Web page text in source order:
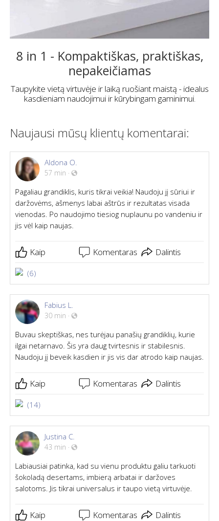
8 in 1 - Kompaktiškas, praktiškas,
nepakeičiamas
Taupykite vietą virtuvėje ir laiką ruošiant maistą - idealus
kasdieniam naudojimui ir kūrybingam gaminimui.
Naujausi mūsų klientų komentarai:
Aldona O.
57 min ·
Pagaliau grandiklis, kuris tikrai veikia! Naudoju jį sūriui ir
daržovėms, ašmenys labai aštrūs ir rezultatas visada
vienodas. Po naudojimo tiesiog nuplaunu po vandeniu ir
jis vėl kaip naujas.
Kaip Komentaras Dalintis
(6)
Fabius L.
30 min ·
Buvau skeptiškas, nes turėjau panašių grandiklių, kurie
ilgai netarnavo. Šis yra daug tvirtesnis ir stabilesnis.
Naudoju jį beveik kasdien ir jis vis dar atrodo kaip naujas.
Kaip Komentaras Dalintis
(14)
Justina C.
43 min ·
Labiausiai patinka, kad su vienu produktu galiu tarkuoti
šokoladą desertams, imbierą arbatai ir daržoves
salotoms. Jis tikrai universalus ir taupo vietą virtuvėje.
Kaip Komentaras Dalintis